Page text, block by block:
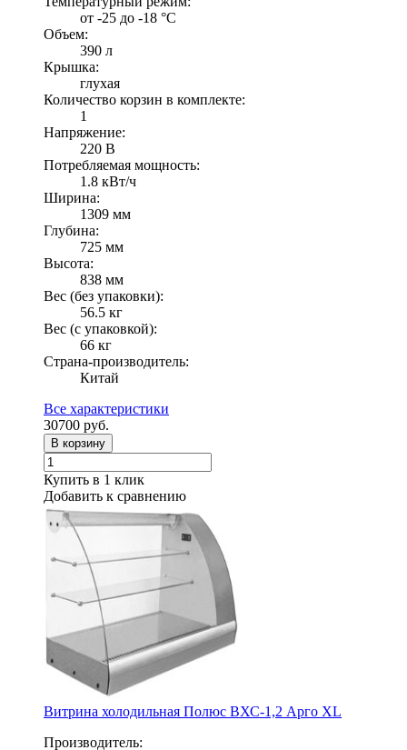
от -25 до -18 °С
Объем:
390 л
Крышка:
глухая
Количество корзин в комплекте:
1
Напряжение:
220 В
Потребляемая мощность:
1.8 кВт/ч
Ширина:
1309 мм
Глубина:
725 мм
Высота:
838 мм
Вес (без упаковки):
56.5 кг
Вес (с упаковкой):
66 кг
Страна-производитель:
Китай
Все характеристики
30700 руб.
В корзину
Купить в 1 клик
Добавить к сравнению
Витрина холодильная Полюс ВХС-1,2 Арго XL
Производитель: